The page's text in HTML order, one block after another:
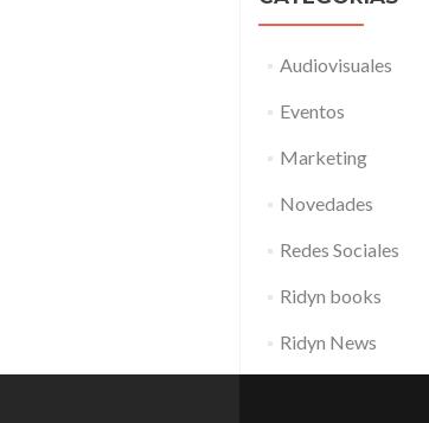
Audiovisuales
Eventos
Marketing
Novedades
Redes Sociales
Ridyn books
Ridyn News